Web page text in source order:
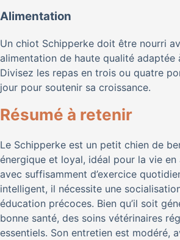
Alimentation
Un chiot Schipperke doit être nourri
alimentation de haute qualité adaptée
Divisez les repas en trois ou quatre
jour pour soutenir sa croissance.
Résumé à retenir
Le Schipperke est un petit chien de
énergique et loyal, idéal pour la vie
avec suffisamment d’exercice
intelligent, il nécessite une
éducation précoces. Bien qu’il soit
bonne santé, des soins vétérinaires
essentiels. Son entretien est modéré,